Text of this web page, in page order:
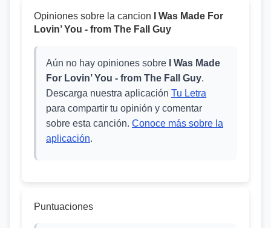
Opiniones sobre la cancion
I Was Made For
Lovin’ You - from The Fall Guy
Aún no hay opiniones sobre
I Was Made
For Lovin’ You - from The Fall Guy.
Descarga nuestra aplicación Tu Letra
para compartir tu opinión y comentar
sobre esta canción. Conoce más sobre la
aplicación.
Puntuaciones